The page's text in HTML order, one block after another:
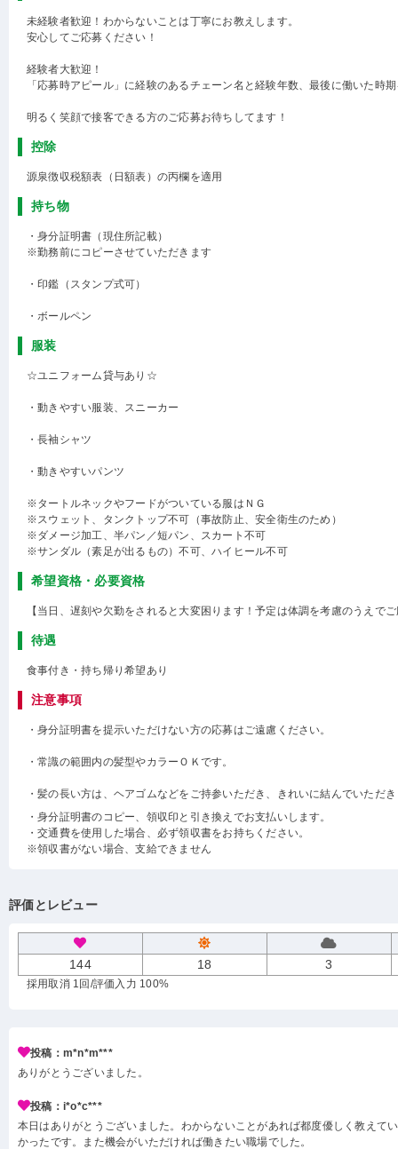
未経験者歓迎！わからないことは丁寧にお教えします。
安心してご応募ください！
経験者大歓迎！
「応募時アピール」に経験のあるチェーン名と経験年数、最後に働いた時
明るく笑顔で接客できる方のご応募お待ちしてます！
控除
源泉徴収税額表（日額表）の丙欄を適用
持ち物
・身分証明書（現住所記載）
※勤務前にコピーさせていただきます
・印鑑（スタンプ式可）
・ボールペン
服装
☆ユニフォーム貸与あり☆
・動きやすい服装、スニーカー
・長袖シャツ
・動きやすいパンツ
※タートルネックやフードがついている服はＮＧ
※スウェット、タンクトップ不可（事故防止、安全衛生のため）
※ダメージ加工、半パン／短パン、スカート不可
※サンダル（素足が出るもの）不可、ハイヒール不可
希望資格・必要資格
【当日、遅刻や欠勤をされると大変困ります！予定は体調を考慮のうえで
待遇
食事付き・持ち帰り希望あり
注意事項
・身分証明書を提示いただけない方の応募はご遠慮ください。
・常識の範囲内の髪型やカラーＯＫです。
・髪の長い方は、ヘアゴムなどをご持参いただき、きれいに結んでいただ
・身分証明書のコピー、領収印と引き換えでお支払いします。
・交通費を使用した場合、必ず領収書をお持ちください。
※領収書がない場合、支給できません
評価とレビュー
144 18 3
採用取消 1回 /評価入力 100%
投稿：m*n*m***
ありがとうございました。
投稿：i*o*c***
本日はありがとうございました。わからないことがあれば都度優しく教えて
かったです。また機会がいただければ働きたい職場でした。